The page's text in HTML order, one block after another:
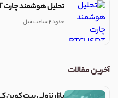
تحلیل هوشمند چارت BTCUSDT
حدود 2 ساعت قبل
آخرین مقالات